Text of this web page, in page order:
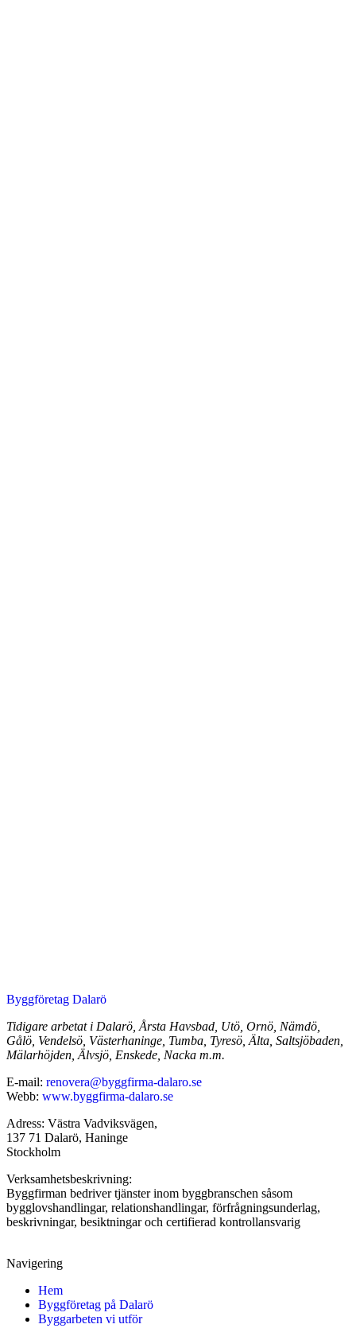
Byggföretag Dalarö
Tidigare arbetat i Dalarö, Årsta Havsbad, Utö, Ornö, Nämdö,
Gålö, Vendelsö, Västerhaninge, Tumba, Tyresö, Älta, Saltsjöbaden,
Mälarhöjden, Älvsjö, Enskede, Nacka m.m.
E-mail: renovera@byggfirma-dalaro.se
Webb: www.byggfirma-dalaro.se
Adress: Västra Vadviksvägen,
137 71 Dalarö, Haninge
Stockholm
Verksamhetsbeskrivning:
Byggfirman bedriver tjänster inom byggbranschen såsom
bygglovshandlingar, relationshandlingar, förfrågningsunderlag,
beskrivningar, besiktningar och certifierad kontrollansvarig
Navigering
Hem
Byggföretag på Dalarö
Byggarbeten vi utför